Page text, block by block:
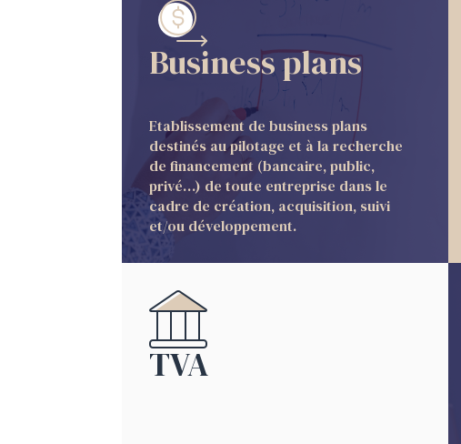
Business plans
Etablissement de business plans
destinés au pilotage et à la recherche
de financement (bancaire, public,
privé…) de toute entreprise dans le
cadre de création, acquisition, suivi
et/ou développement.
TVA